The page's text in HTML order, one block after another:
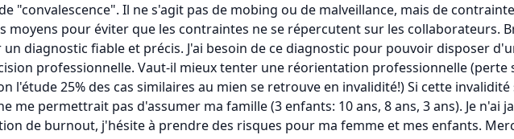
"convalescence". Il ne s'agit pas de mobing ou de malveillance, mais de
moyens pour éviter que les contraintes ne se répercutent sur les collaborateurs.
diagnostic fiable et précis. J'ai besoin de ce diagnostic pour pouvoir disposer
professionnelle. Vaut-il mieux tenter une réorientation professionnelle (perte
l'étude 25% des cas similaires au mien se retrouve en invalidité!) Si cette
me permettrait pas d'assumer ma famille (3 enfants: 10 ans, 8 ans, 3 ans). Je n'ai
de burnout, j'hésite à prendre des risques pour ma femme et mes enfants.